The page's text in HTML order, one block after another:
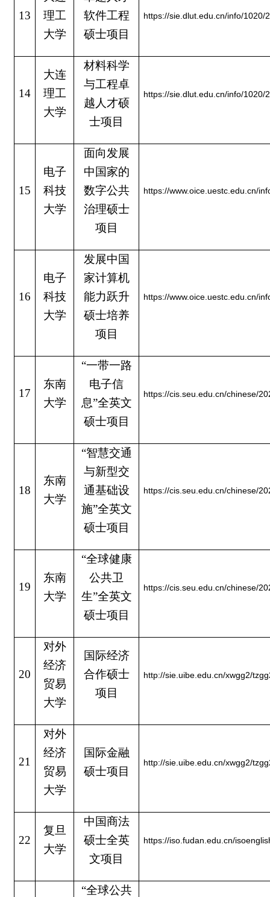
13
理工
大学
软件工程
硕士项目
https://sie.dlut.edu.cn/info/1020/
14
大连
理工
大学
材料科学
与工程卓
越人才硕
士项目
https://sie.dlut.edu.cn/info/1020/
15
电子
科技
大学
面向发展
中国家的
数字公共
治理硕士
项目
https://www.oice.uestc.edu.cn/
16
电子
科技
大学
发展中国
家计算机
能力跃升
硕士培养
项目
https://www.oice.uestc.edu.cn/
17
东南
大学
“一带一路
电子信
息”全英文
硕士项目
https://cis.seu.edu.cn/chinese/
18
东南
大学
“智慧交通
与新型交
通基础设
施”全英文
硕士项目
https://cis.seu.edu.cn/chinese/
19
东南
大学
“全球健康
公共卫
生”全英文
硕士项目
https://cis.seu.edu.cn/chinese/
20
对外
经济
贸易
大学
国际经济
合作硕士
项目
http://sie.uibe.edu.cn/xwgg2/
21
对外
经济
贸易
大学
国际金融
硕士项目
http://sie.uibe.edu.cn/xwgg2/
22
复旦
大学
中国商法
硕士全英
文项目
https://iso.fudan.edu.cn/
“全球公共